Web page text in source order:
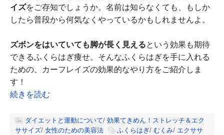
イズをご存知でしょうか。名前は知らなくても、もしか
したら普段から何気なくやっているかもしれませんよ。
ズボンをはいていても脚が長く見えるという効果も期待
できるふくらはぎ痩せ。そんなふくらはぎを手に入れる
ための、カーフレイズの効果的なやり方をご紹介しま
す！
続きを読む
ダイエットと運動について/ 効果てきめん！ストレッチ＆エク
ササイズ/ 女性のための美容法 ふくらはぎ/ むくみ/ エクササ